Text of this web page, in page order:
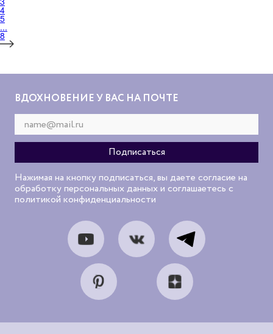
4
5
...
8
ВДОХНОВЕНИЕ У ВАС НА ПОЧТЕ
Нажимая на кнопку подписаться, вы даете согласие на
обработку персональных данных и соглашаетесь с
политикой конфиденциальности